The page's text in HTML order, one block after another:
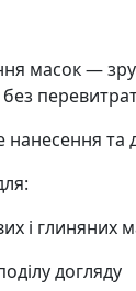
масок —
нанесення
і глиняних
догляду